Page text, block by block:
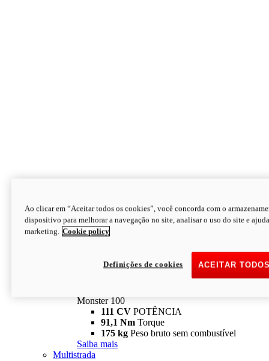
Monster
Monster 100
111 CV POTÊNCIA
91,1 Nm Torque
175 kg Peso bruto sem combustível
Saiba mais
Multistrada
Ao clicar em “Aceitar todos os cookies”, você concorda com o
dispositivo para melhorar a navegação no site, analisar o uso do site e
marketing. Cookie policy
ACEITAR
Definições de cookies